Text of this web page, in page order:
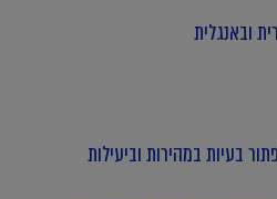
ובאנגלית
בעיות במהירות וביעילות